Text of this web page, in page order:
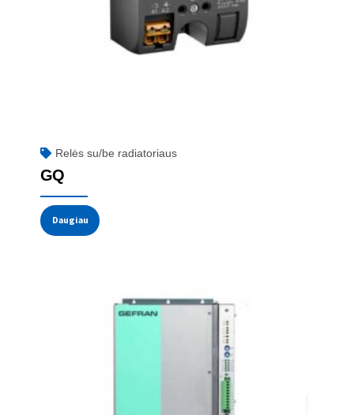
Relės su/be radiatoriaus
GQ
Daugiau